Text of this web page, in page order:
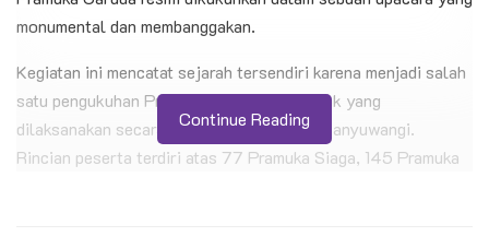
monumental dan membanggakan.
Kegiatan ini mencatat sejarah tersendiri karena menjadi salah
satu pengukuhan Pramuka Garuda terbanyak yang
dilaksanakan secara serentak di Kwarcab Banyuwangi.
Rincian peserta terdiri atas 77 Pramuka Siaga, 145 Pramuka
Continue Reading